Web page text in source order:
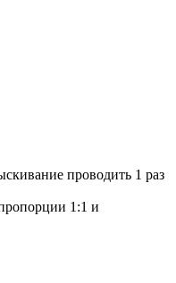
проводить 1 раз
1:1 и